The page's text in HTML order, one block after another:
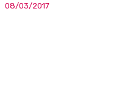
08/03/2017